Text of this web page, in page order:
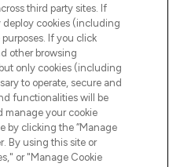
third party sites. If
deploy cookies (including
If you click
other browsing
only cookies (including
to operate, secure and
functionalities will be
manage your cookie
by clicking the “Manage
By using this site or
or "Manage Cookie